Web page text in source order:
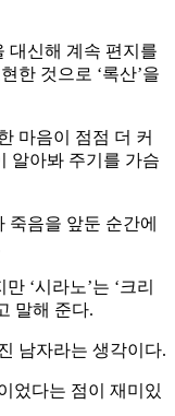
대신해 계속 편지를
한 것으로 ‘록산’을
마음이 점점 더 커
알아봐 주기를 가슴
죽음을 앞둔 순간에
‘시라노’는 ‘크리
말해 준다.
남자라는 생각이다.
었다는 점이 재미있